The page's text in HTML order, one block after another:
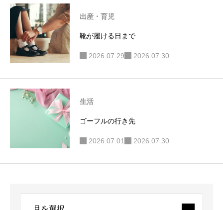
出産・育児
靴が履ける日まで
2026.07.29 2026.07.30
生活
ゴーフルの行き先
2026.07.01 2026.07.30